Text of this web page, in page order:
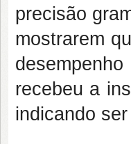
precisão
mostrarem
recebeu a
indicando